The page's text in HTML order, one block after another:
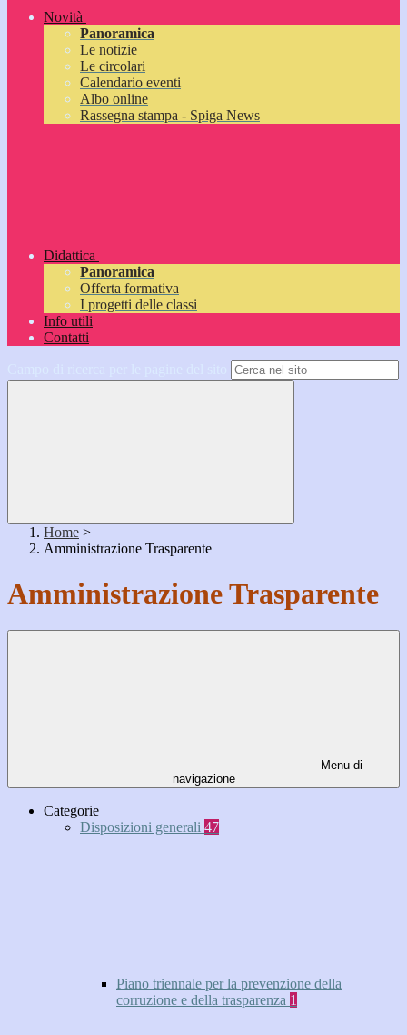
Novità
Panoramica
Le notizie
Le circolari
Calendario eventi
Albo online
Rassegna stampa - Spiga News
Didattica
Panoramica
Offerta formativa
I progetti delle classi
Info utili
Contatti
Home >
Amministrazione Trasparente
Amministrazione Trasparente
Menu di
navigazione
Categorie
Disposizioni generali 47
Piano triennale per la prevenzione della
corruzione e della trasparenza 1